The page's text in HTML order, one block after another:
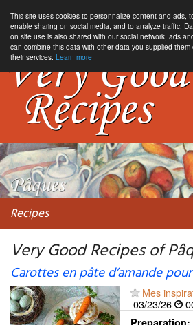
This site uses cookies to personnalize content and ads,
enable sharing on social media, and to analyze traffic.
on site use is also shared with our social network, ads
can combine this data with other data you supplied
their services. Learn more
Recipes
My favorite blogs
Very Good Recipes of
Carottes en pâte d’amande
Mes
03/23/26
Preparation: